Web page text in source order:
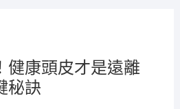
健康頭皮才是遠離
秘訣